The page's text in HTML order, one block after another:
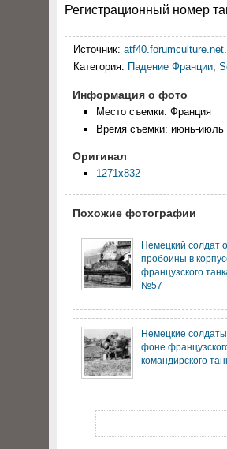
Регистрационный номер
Источник: atf40.forumculture.net.
Категория: Падение Франции,
Информация о фото
Место съемки: Франция
Время съемки: июнь-июль
Оригинал
1271x832
Похожие фотографии
Немецкий солдат
пробоины в
французского
№57
Немецкие
фоне
командирского